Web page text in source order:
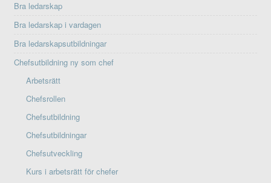
Bra ledarskap
Bra ledarskap i vardagen
Bra ledarskapsutbildningar
Chefsutbildning ny som chef
Arbetsrätt
Chefsrollen
Chefsutbildning
Chefsutbildningar
Chefsutveckling
Kurs i arbetsrätt för chefer